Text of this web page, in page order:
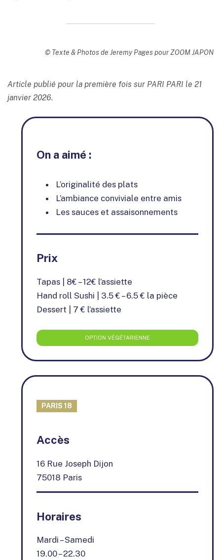
© Texte & Photos de Jeremy Pages pour ZOOM JAPON
Article publié pour la première fois sur PARI PARI le 21
janvier 2026.
On a aimé :
L’originalité des plats
L’ambiance conviviale entre amis
Les sauces et assaisonnements
Prix
Tapas | 8€ – 12€ l’assiette
Hand roll Sushi | 3.5 € – 6.5 € la pièce
Dessert | 7 € l’assiette
OPTION VÉGÉTARIENNE
PARIS 18
−
Accès
16 Rue Joseph Dijon
75018 Paris
Horaires
Mardi – Samedi
19.00 – 22.30